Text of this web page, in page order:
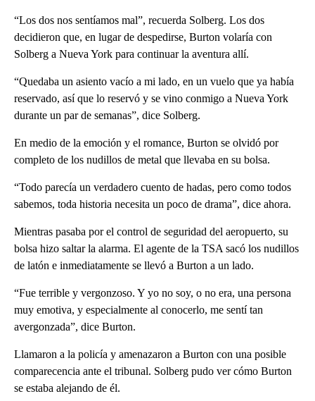
“Los dos nos sentíamos mal”, recuerda Solberg. Los dos
decidieron que, en lugar de despedirse, Burton volaría con
Solberg a Nueva York para continuar la aventura allí.
“Quedaba un asiento vacío a mi lado, en un vuelo que ya había
reservado, así que lo reservó y se vino conmigo a Nueva York
durante un par de semanas”, dice Solberg.
En medio de la emoción y el romance, Burton se olvidó por
completo de los nudillos de metal que llevaba en su bolsa.
“Todo parecía un verdadero cuento de hadas, pero como todos
sabemos, toda historia necesita un poco de drama”, dice ahora.
Mientras pasaba por el control de seguridad del aeropuerto, su
bolsa hizo saltar la alarma. El agente de la TSA sacó los nudillos
de latón e inmediatamente se llevó a Burton a un lado.
“Fue terrible y vergonzoso. Y yo no soy, o no era, una persona
muy emotiva, y especialmente al conocerlo, me sentí tan
avergonzada”, dice Burton.
Llamaron a la policía y amenazaron a Burton con una posible
comparecencia ante el tribunal. Solberg pudo ver cómo Burton
se estaba alejando de él.